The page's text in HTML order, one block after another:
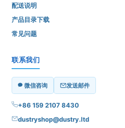
配送说明
产品目录下载
常见问题
联系我们
微信咨询 发送邮件
+86 159 2107 8430
dustryshop@dustry.ltd